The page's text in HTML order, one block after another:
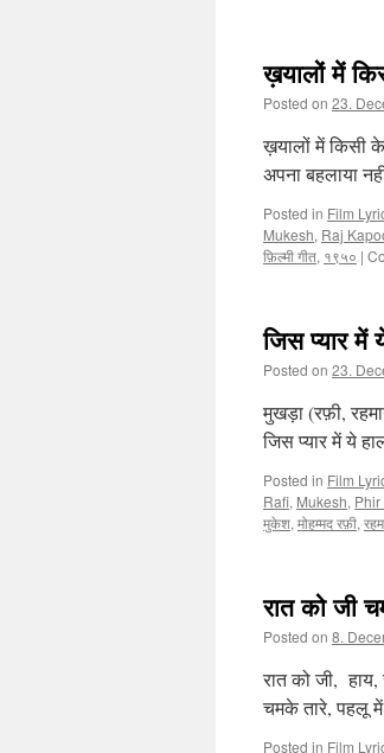
ख़यालों में
Posted on 23.
ख़यालों में किसी
अपना बहलाया
Posted in Film
Mukesh, Raj
फ़िल्मी गीत, १९५० |
जिस प्यार में
Posted on 23.
मुखड़ा (रफ़ी,
जिस प्यार में ये
Posted in Film
Rafi, Mukesh,
मुकेश, मोहम्मद रफ़ी,
रात को जी
Posted on 8.
रात को जी, हाय,
चमके तारे, पहलू में
Posted in Film